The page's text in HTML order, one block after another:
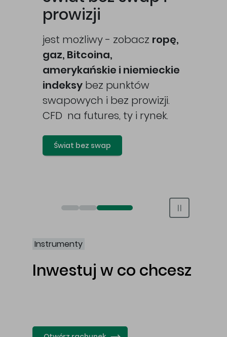
prowizji
jest możliwy - zobacz ropę,
gaz, Bitcoina,
amerykańskie i niemieckie
indeksy bez punktów
swapowych i bez prowizji.
CFD na futures, ty i rynek.
Świat bez swap
Otwórz rachunek maklerski online
Otwórz konto IKE/IKZE
Świat bez swap i prowizji
Instrumenty
Inwestuj w co chcesz